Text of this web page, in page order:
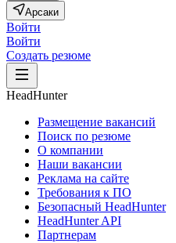
Арсаки
Войти
Войти
Создать резюме
HeadHunter
Размещение вакансий
Поиск по резюме
О компании
Наши вакансии
Реклама на сайте
Требования к ПО
Безопасный HeadHunter
HeadHunter API
Партнерам